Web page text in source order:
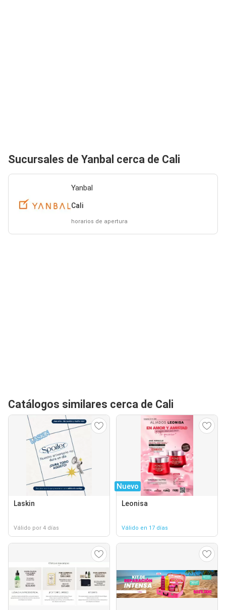
Sucursales de Yanbal cerca de Cali
Yanbal
Cali
horarios de apertura
Catálogos similares cerca de Cali
Laskin
Válido por 4 días
Nuevo
Leonisa
Válido en 17 días